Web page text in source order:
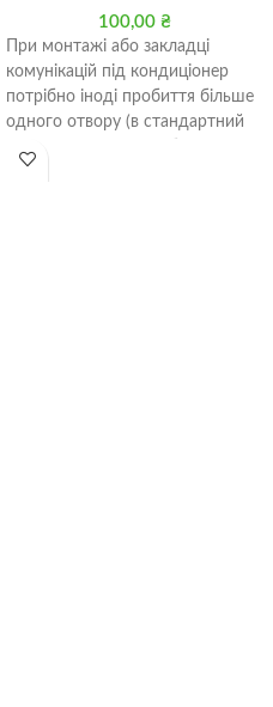
100,00 ₴
При монтажі або закладці
комунікацій під кондиціонер
потрібно іноді пробиття більше
одного отвору (в стандартний